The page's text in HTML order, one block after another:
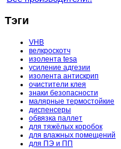
Тэги
VHB
велкроскотч
изолента tesa
усиление адгезии
изолента антискрип
очистители клея
знаки безопасности
малярные термостойкие
диспенсеры
обвязка паллет
для тяжёлых коробок
для влажных помещений
для ПЭ и ПП